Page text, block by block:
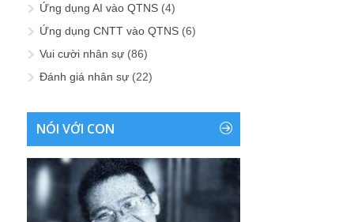
Ứng dụng AI vào QTNS (4)
Ứng dụng CNTT vào QTNS (6)
Vui cười nhân sự (86)
Đánh giá nhân sự (22)
NÓI VỚI CON